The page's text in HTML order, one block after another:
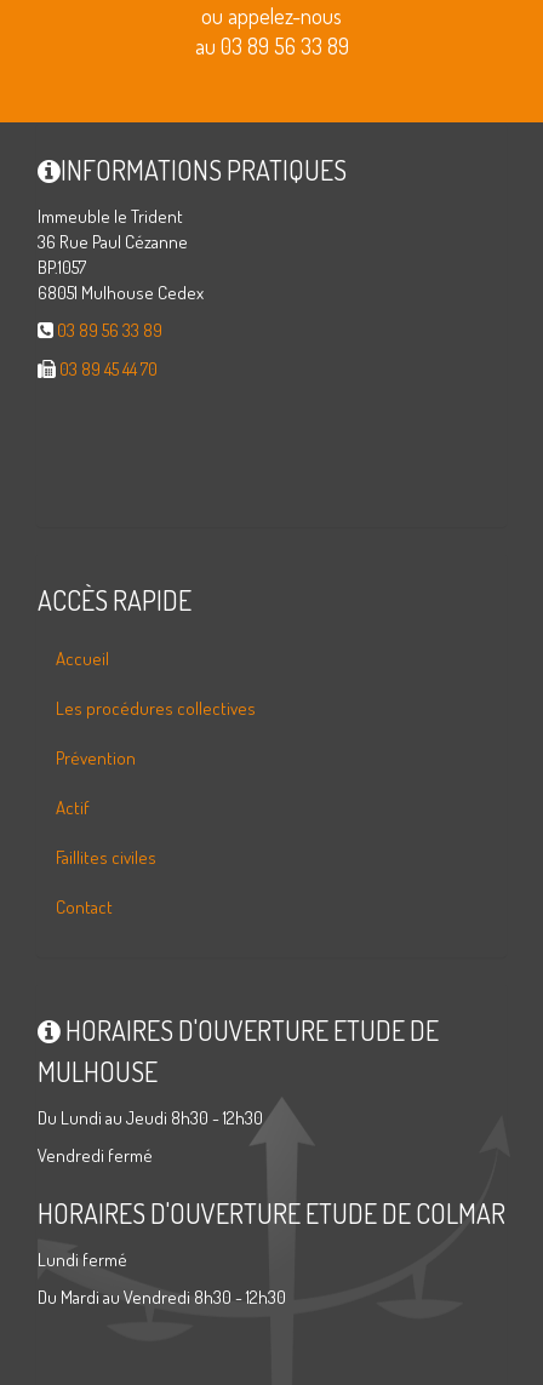
ou appelez-nous
au 03 89 56 33 89
INFORMATIONS PRATIQUES
Immeuble le Trident
36 Rue Paul Cézanne
BP.1057
68051 Mulhouse Cedex
03 89 56 33 89
03 89 45 44 70
ACCÈS RAPIDE
Accueil
Les procédures collectives
Prévention
Actif
Faillites civiles
Contact
HORAIRES D'OUVERTURE ETUDE DE
MULHOUSE
Du Lundi au Jeudi 8h30 - 12h30
Vendredi fermé
HORAIRES D'OUVERTURE ETUDE DE COLMAR
Lundi fermé
Du Mardi au Vendredi 8h30 - 12h30